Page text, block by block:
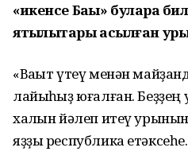
«икенсе Баҡы» булараҡ
ятҡылыҡтары асылған
«Ваҡыт үтеү менән
лайыҡһыҙ юғалған. Беҙҙең
халҡын йәлеп итеү
яҙҙы республика етәксеһе.